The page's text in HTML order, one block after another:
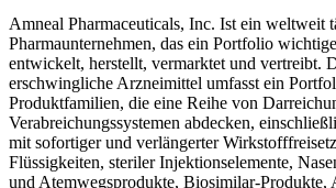
Amneal Pharmaceuticals, Inc. Ist ein weltweit
Pharmaunternehmen, das ein Portfolio
entwickelt, herstellt, vermarktet und vertreibt.
erschwingliche Arzneimittel umfasst ein
Produktfamilien, die eine Reihe von
Verabreichungssystemen abdecken,
mit sofortiger und verlängerter
Flüssigkeiten, steriler Injektionselemente,
und Atemwegsprodukte, Biosimilar-Produkte,